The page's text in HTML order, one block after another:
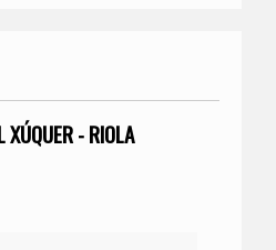
XÚQUER - RIOLA